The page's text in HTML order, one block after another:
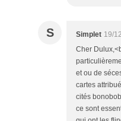
S Simplet 19/
Cher
et ou de
cartes
cités
ce sont